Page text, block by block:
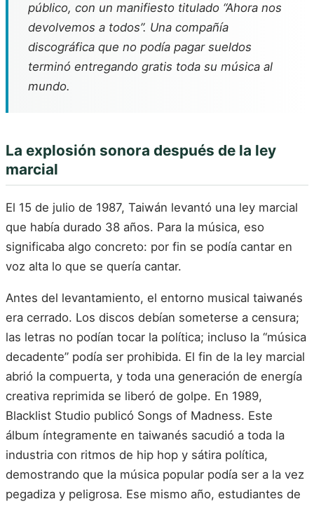
público, con un manifiesto titulado “Ahora nos
devolvemos a todos”. Una compañía
discográfica que no podía pagar sueldos
terminó entregando gratis toda su música al
mundo.
La explosión sonora después de la ley
marcial
El 15 de julio de 1987, Taiwán levantó una ley marcial
que había durado 38 años. Para la música, eso
significaba algo concreto: por fin se podía cantar en
voz alta lo que se quería cantar.
Antes del levantamiento, el entorno musical taiwanés
era cerrado. Los discos debían someterse a censura;
las letras no podían tocar la política; incluso la “música
decadente” podía ser prohibida. El fin de la ley marcial
abrió la compuerta, y toda una generación de energía
creativa reprimida se liberó de golpe. En 1989,
Blacklist Studio publicó Songs of Madness. Este
álbum íntegramente en taiwanés sacudió a toda la
industria con ritmos de hip hop y sátira política,
demostrando que la música popular podía ser a la vez
pegadiza y peligrosa. Ese mismo año, estudiantes de